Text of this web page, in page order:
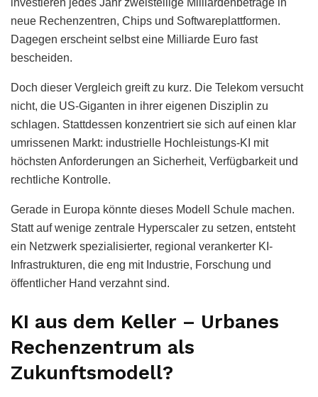
investieren jedes Jahr zweistellige Milliardenbeträge in
neue Rechenzentren, Chips und Softwareplattformen.
Dagegen erscheint selbst eine Milliarde Euro fast
bescheiden.
Doch dieser Vergleich greift zu kurz. Die Telekom versucht
nicht, die US-Giganten in ihrer eigenen Disziplin zu
schlagen. Stattdessen konzentriert sie sich auf einen klar
umrissenen Markt: industrielle Hochleistungs-KI mit
höchsten Anforderungen an Sicherheit, Verfügbarkeit und
rechtliche Kontrolle.
Gerade in Europa könnte dieses Modell Schule machen.
Statt auf wenige zentrale Hyperscaler zu setzen, entsteht
ein Netzwerk spezialisierter, regional verankerter KI-
Infrastrukturen, die eng mit Industrie, Forschung und
öffentlicher Hand verzahnt sind.
KI aus dem Keller – Urbanes
Rechenzentrum als
Zukunftsmodell?